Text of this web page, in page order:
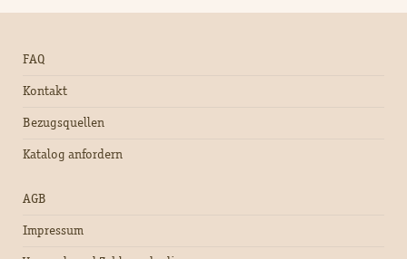
FAQ
Kontakt
Bezugsquellen
Katalog anfordern
AGB
Impressum